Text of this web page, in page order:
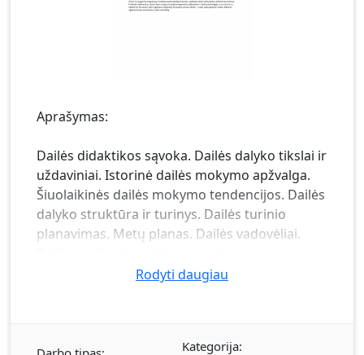
Aprašymas:
Dailės didaktikos sąvoka. Dailės dalyko tikslai ir
uždaviniai. Istorinė dailės mokymo apžvalga.
Šiuolaikinės dailės mokymo tendencijos. Dailės
dalyko struktūra ir turinys. Dailės turinio
planavimas. Metų planas. Dailės vadovėliai.
Vizualinės raiškos raida. Vaiko piešinio raidos
apžvalga. Vaiko piešinio reikšmė. Kūrybingumo
Rodyti daugiau
Kategorija: